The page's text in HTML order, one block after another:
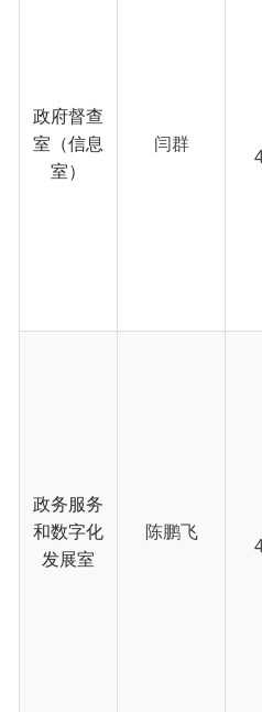
和数字化
陈鹏飞